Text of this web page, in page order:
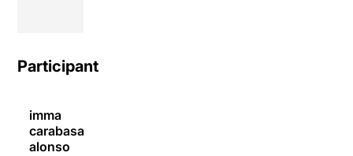
Participants
imma
carabasa
alonso